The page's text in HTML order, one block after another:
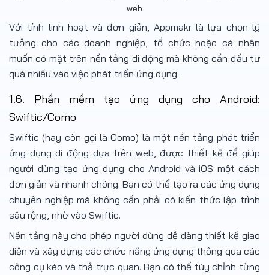
web
Với tính linh hoạt và đơn giản, Appmakr là lựa chọn lý
tưởng cho các doanh nghiệp, tổ chức hoặc cá nhân
muốn có mặt trên nền tảng di động mà không cần đầu tư
quá nhiều vào việc phát triển ứng dụng.
1.6. Phần mềm tạo ứng dụng cho Android:
Swiftic/Como
Swiftic (hay còn gọi là Como) là một nền tảng phát triển
ứng dụng di động dựa trên web, được thiết kế để giúp
người dùng tạo ứng dụng cho Android và iOS một cách
đơn giản và nhanh chóng. Bạn có thể tạo ra các ứng dụng
chuyên nghiệp mà không cần phải có kiến thức lập trình
sâu rộng, nhờ vào Swiftic.
Nền tảng này cho phép người dùng dễ dàng thiết kế giao
diện và xây dựng các chức năng ứng dụng thông qua các
công cụ kéo và thả trực quan. Bạn có thể tùy chỉnh từng